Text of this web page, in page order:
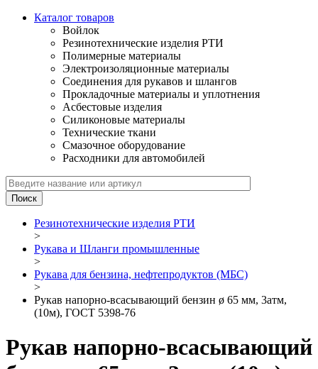
Каталог товаров
Войлок
Резинотехнические изделия РТИ
Полимерные материалы
Электроизоляционные материалы
Соединения для рукавов и шлангов
Прокладочные материалы и уплотнения
Асбестовые изделия
Силиконовые материалы
Технические ткани
Смазочное оборудование
Расходники для автомобилей
Резинотехнические изделия РТИ
>
Рукава и Шланги промышленные
>
Рукава для бензина, нефтепродуктов (МБС)
>
Рукав напорно-всасывающий бензин ø 65 мм, 3атм,
(10м), ГОСТ 5398-76
Рукав напорно-всасывающий